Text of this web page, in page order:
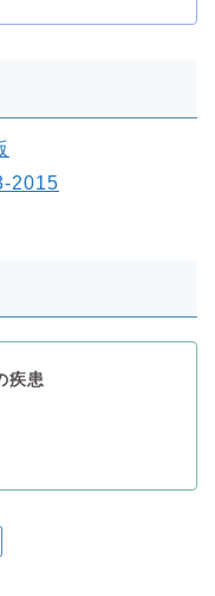
2015
疾患